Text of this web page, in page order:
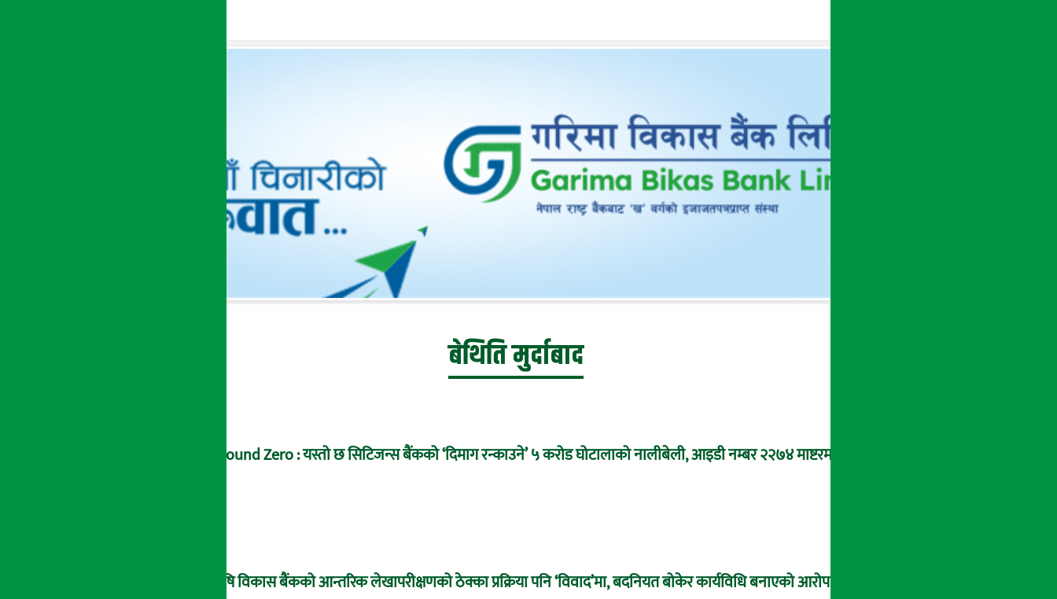
बेथिति मुर्दाबाद
Ground Zero : यस्तो छ सिटिजन्स बैंकको ‘दिमाग रन्काउने’ ५ करोड घोटालाको नालीबेली, आइडी नम्बर २२७४ माष्टरमाइन्ड !
कृषि विकास बैंकको आन्तरिक लेखापरीक्षणको ठेक्का प्रक्रिया पनि ‘विवाद’मा, बदनियत बोकेर कार्यविधि बनाएको आरोप !